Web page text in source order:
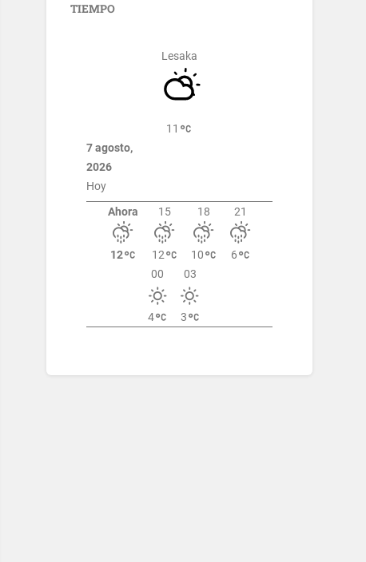
TIEMPO
Lesaka
11
7 agosto,
2026
Hoy
Ahora
12
15
12
18
10
21
6
00
4
03
3